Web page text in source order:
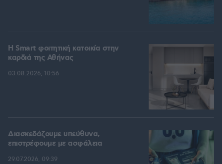
Η Smart φοιτητική κατοικία στην
καρδιά της Αθήνας
03.08.2026, 10:56
Διασκεδάζουμε υπεύθυνα,
επιστρέφουμε με ασφάλεια
29.07.2026, 09:39